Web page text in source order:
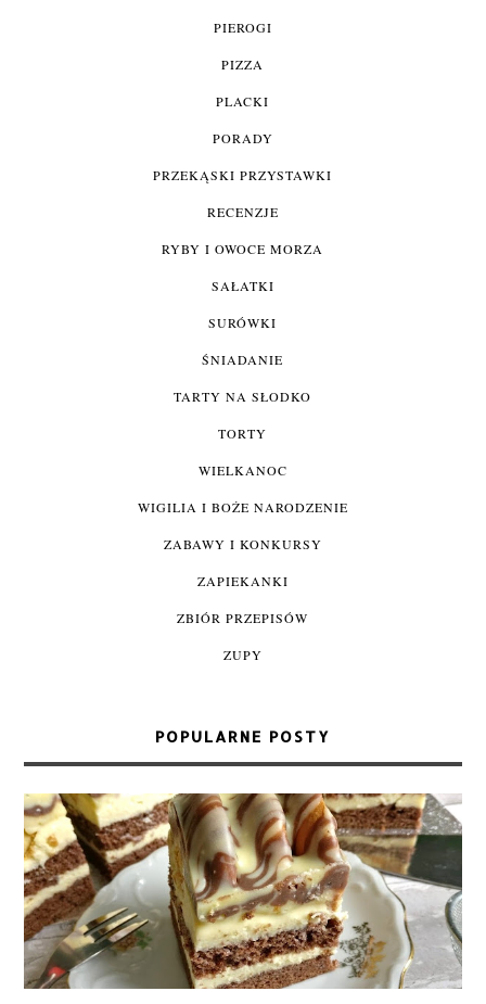
PIEROGI
PIZZA
PLACKI
PORADY
PRZEKĄSKI PRZYSTAWKI
RECENZJE
RYBY I OWOCE MORZA
SAŁATKI
SURÓWKI
ŚNIADANIE
TARTY NA SŁODKO
TORTY
WIELKANOC
WIGILIA I BOŻE NARODZENIE
ZABAWY I KONKURSY
ZAPIEKANKI
ZBIÓR PRZEPISÓW
ZUPY
POPULARNE POSTY